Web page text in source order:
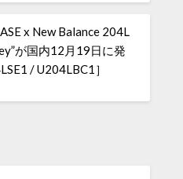
x New Balance 204L
が国内12月19日に発
/ U204LBC1］